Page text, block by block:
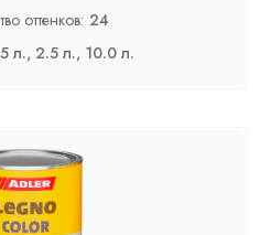
оттенков: 24
л., 2.5 л., 10.0 л.